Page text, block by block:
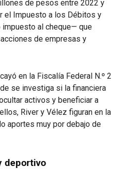
de pesos entre 2022 y
el Impuesto a los Débitos y
al cheque— que
de empresas y
en la Fiscalía Federal N.º 2
se investiga si la financiera
activos y beneficiar a
River y Vélez figuran en la
aportes muy por debajo de
deportivo